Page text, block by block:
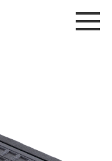
総合